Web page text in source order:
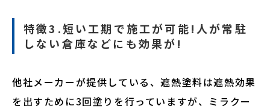
特徴3.短い工期で施工が可能!人が常駐
しない倉庫などにも効果が!
他社メーカーが提供している、遮熱塗料は遮熱効果
を出すために3回塗りを行っていますが、ミラクー